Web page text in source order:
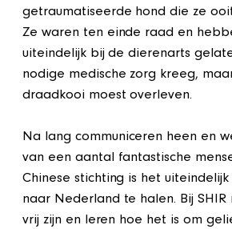
getraumatiseerde hond die ze
Ze waren ten einde raad en
uiteindelijk bij de dierenarts
nodige medische zorg kreeg,
draadkooi moest overleven.
Na lang communiceren heen en
van een aantal fantastische
Chinese stichting is het
naar Nederland te halen. Bij SHIR
vrij zijn en leren hoe het is om